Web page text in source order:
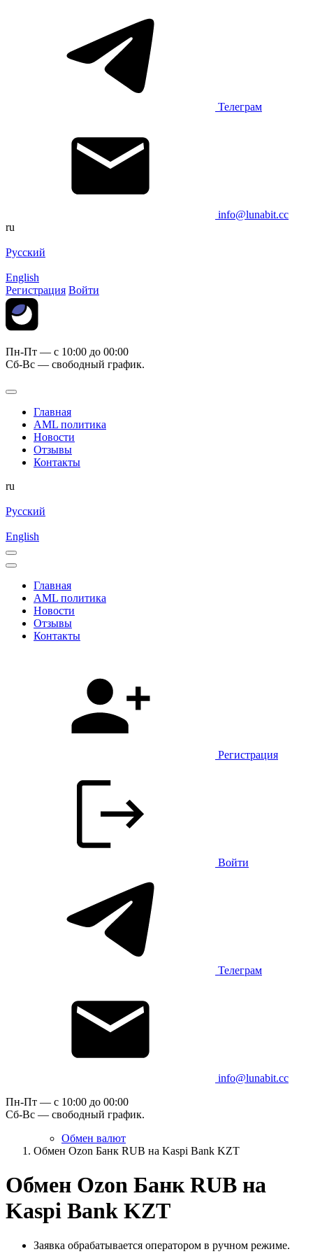
Телеграм
info@lunabit.cc
ru
Русский
English
Регистрация Войти
Пн-Пт — c 10:00 до 00:00
Сб-Вс — свободный график.
Главная
AML политика
Новости
Отзывы
Контакты
ru
Русский
English
Главная
AML политика
Новости
Отзывы
Контакты
Регистрация
Войти
Телеграм
info@lunabit.cc
Пн-Пт — c 10:00 до 00:00
Сб-Вс — свободный график.
Обмен валют
Обмен Ozon Банк RUB на Kaspi Bank KZT
Обмен Ozon Банк RUB на
Kaspi Bank KZT
Заявка обрабатывается оператором в ручном режиме.